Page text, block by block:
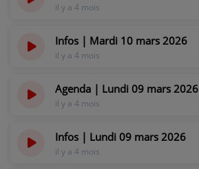
VOTRE PUBLICITÉ SUR PONTACQ RADIO
LOCATION DE STUDIOS
L'INFORMATION
EN QUOI ÇA CONSISTE ?
il y a 4 mois
Infos | Mardi 10 mars 2026
il y a 4 mois
Agenda | Lundi 09 mars 2026
il y a 4 mois
Infos | Lundi 09 mars 2026
il y a 4 mois